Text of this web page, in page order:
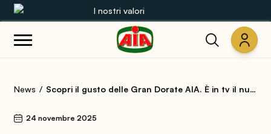
I nostri valori
Ricette
Prodotti
News Scopri il gusto delle Gran Dorate AIA. È in tv il nuovo spot
24 novembre 2025